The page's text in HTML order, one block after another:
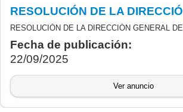
Fecha de publicación:
22/09/2025
Ver anuncio